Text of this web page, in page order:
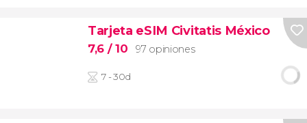
Tarjeta eSIM Civitatis México
7,6 / 10 97 opiniones
7 - 30d